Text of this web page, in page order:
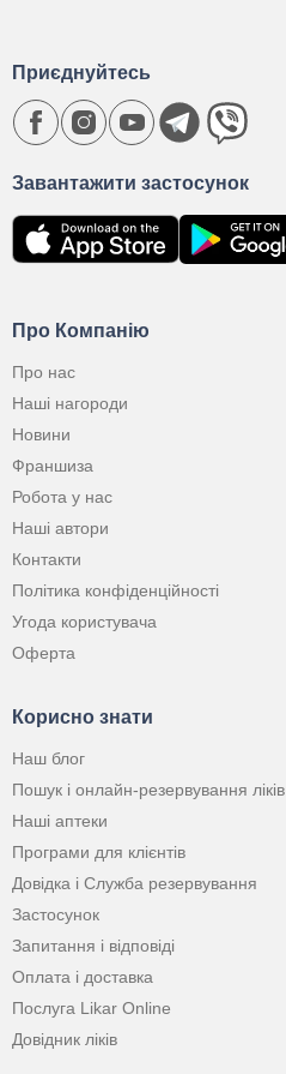
Про Компанію
Про нас
Наші нагороди
Новини
Франшиза
Робота у нас
Наші автори
Контакти
Політика конфіденційності
Угода користувача
Оферта
Корисно знати
Наш блог
Пошук і онлайн-резервування ліків
Наші аптеки
Програми для клієнтів
Довідка і Служба резервування
Застосунок
Запитання і відповіді
Оплата і доставка
Послуга Likar Online
Довідник ліків
Завантажити застосунок
Приєднуйтесь